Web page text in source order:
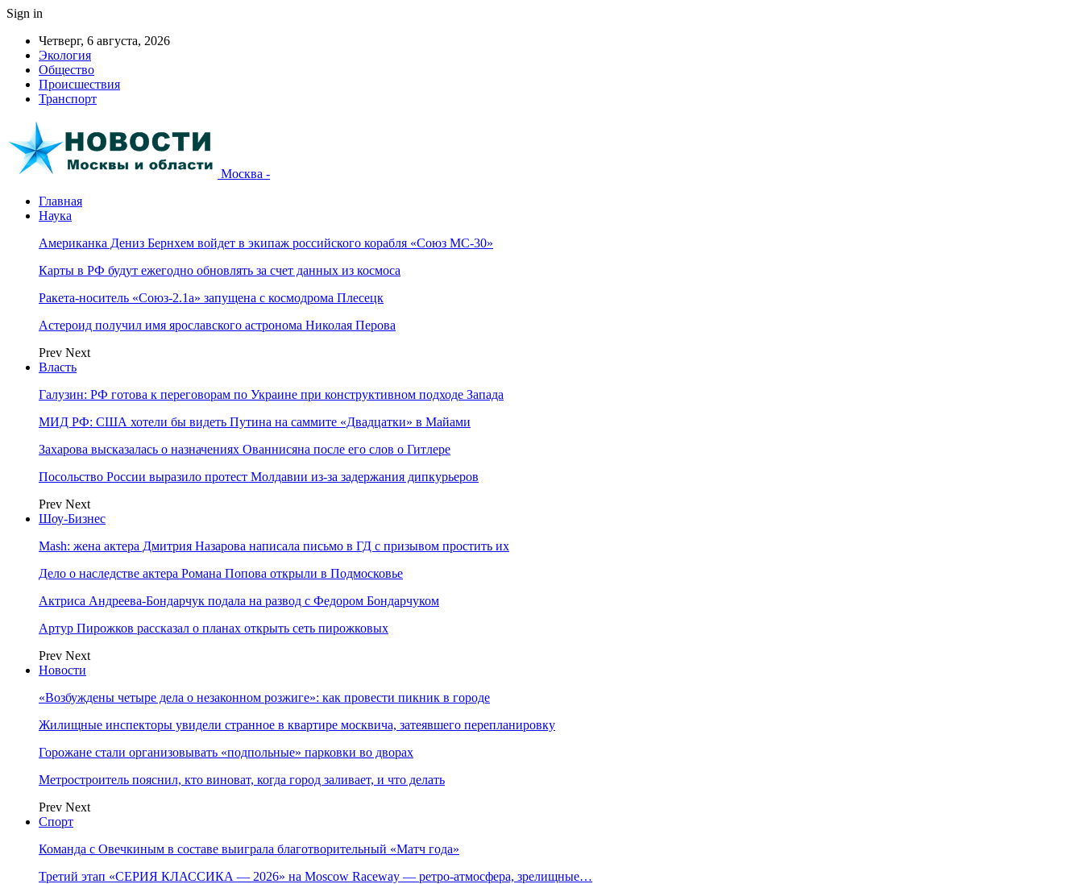
Sign in
Четверг, 6 августа, 2026
Экология
Общество
Происшествия
Транспорт
Москва -
Главная
Наука
Американка Дениз Бернхем войдет в экипаж российского корабля «Союз МС-30»
Карты в РФ будут ежегодно обновлять за счет данных из космоса
Ракета-носитель «Союз-2.1а» запущена с космодрома Плесецк
Астероид получил имя ярославского астронома Николая Перова
Prev Next
Власть
Галузин: РФ готова к переговорам по Украине при конструктивном подходе Запада
МИД РФ: США хотели бы видеть Путина на саммите «Двадцатки» в Майами
Захарова высказалась о назначениях Ованнисяна после его слов о Гитлере
Посольство России выразило протест Молдавии из-за задержания дипкурьеров
Prev Next
Шоу-Бизнес
Mash: жена актера Дмитрия Назарова написала письмо в ГД с призывом простить их
Дело о наследстве актера Романа Попова открыли в Подмосковье
Актриса Андреева-Бондарчук подала на развод с Федором Бондарчуком
Артур Пирожков рассказал о планах открыть сеть пирожковых
Prev Next
Новости
«Возбуждены четыре дела о незаконном розжиге»: как провести пикник в городе
Жилищные инспекторы увидели странное в квартире москвича, затеявшего перепланировку
Горожане стали организовывать «подпольные» парковки во дворах
Метростроитель пояснил, кто виноват, когда город заливает, и что делать
Prev Next
Спорт
Команда с Овечкиным в составе выиграла благотворительный «Матч года»
Третий этап «СЕРИЯ КЛАССИКА — 2026» на Moscow Raceway — ретро‑атмосфера, зрелищные…